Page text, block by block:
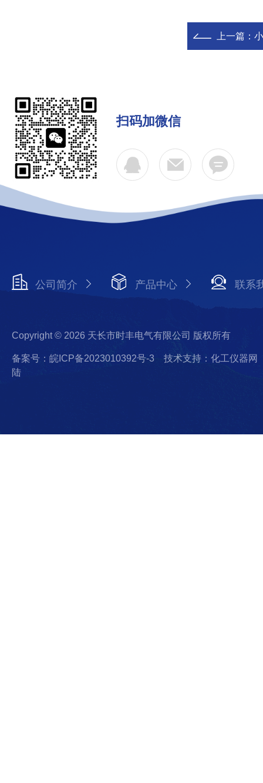
上一篇：
扫码加微信
公司简介 产品中心 联系
Copyright © 2026 天长市时丰电气有限公司 版权所有
备案号：皖ICP备2023010392号-3
技术支持：化工仪器网
陆